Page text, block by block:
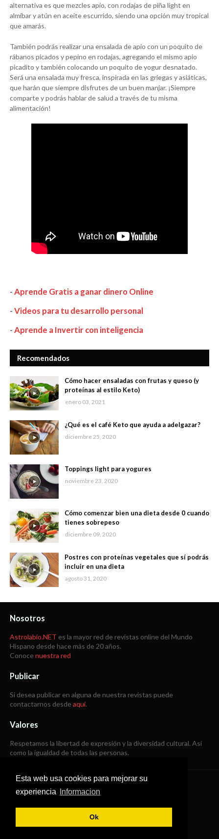
Esta web usa cookies para mejorar su
experiencia
Informacion
Ok
alternativa es que mezcles apio, con rodajas de piña light en
almíbar y atún en aceite escurrido, siendo una opción muy tropical
que amarás.
También podrás realizar una ensalada de apio con un poquito de
rábanos picados y pepino en rodajas, agregando el mismo apio
picadito y también colocando un poquito de yogur desnatado.
Será una ensalada muy fresca, inspirada en las griegas y asiáticas,
que harán que siempre disfrutes de un buen manjar. ¡Siempre
comparte y podrás hablar de salud a través de tu misma
alimentación!
-Aprende Gratis a ganar dinero Online
-Videos para tu desarrollo personal
-Aprende a Invertir con inteligencia
Recomendados
Cómo hacer ensaladas con frutas y queso (y
proteínas al estilo Keto)
enero 03, 2021
¿Qué es el café Keto que ayuda a adelgazar?
diciembre 25, 2020
Toppings light para yogures
noviembre 23, 2020
Cómo comenzar bien una dieta desde 0 cuando
tienes sobrepeso
diciembre 09, 2020
Postres con proteínas vegetales que sí podrás
incluir en una dieta
agosto 31, 2020
Nosotros
Astrolabio.NET es la mayor red de revistas online del Mundo
Hispano desde hace más de 20 años.
Conoce nuestra red
Publicar
Si desea publicar en alguna de nuestra revistas puede
contactarnos desde aquí.
Valores
Respetamos la libertad de expresión y la diversidad cultural. Así
como la igualdad de todas las personas.
Copyright © 1998 -